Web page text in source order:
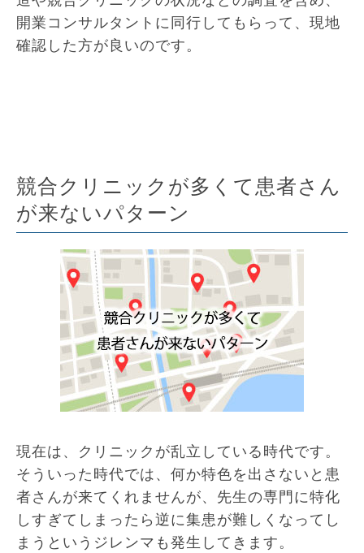
開業コンサルタントに同行してもらって、現地
確認した方が良いのです。
競合クリニックが多くて患者さん
が来ないパターン
現在は、クリニックが乱立している時代です。
そういった時代では、何か特色を出さないと患
者さんが来てくれませんが、先生の専門に特化
しすぎてしまったら逆に集患が難しくなってし
まうというジレンマも発生してきます。